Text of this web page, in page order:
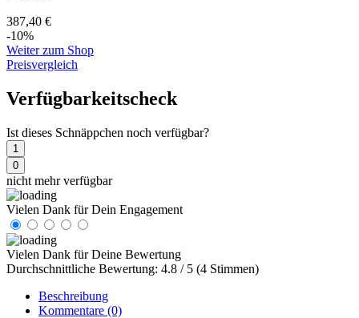
387,40 €
-10%
Weiter zum Shop
Preisvergleich
Verfügbarkeitscheck
Ist dieses Schnäppchen noch verfügbar?
1
0
nicht mehr verfügbar
Vielen Dank für Dein Engagement
Vielen Dank für Deine Bewertung
Durchschnittliche Bewertung: 4.8 / 5 (4 Stimmen)
Beschreibung
Kommentare (0)